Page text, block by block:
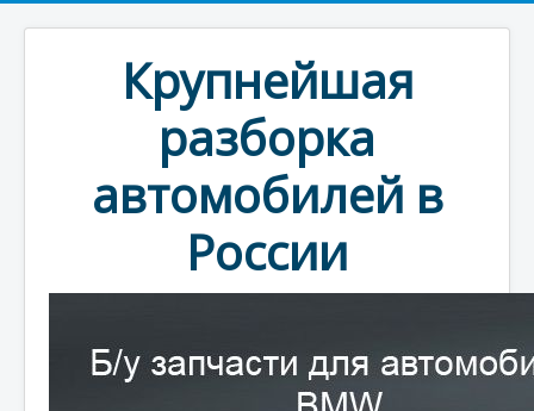
Крупнейшая
разборка
автомобилей в
России